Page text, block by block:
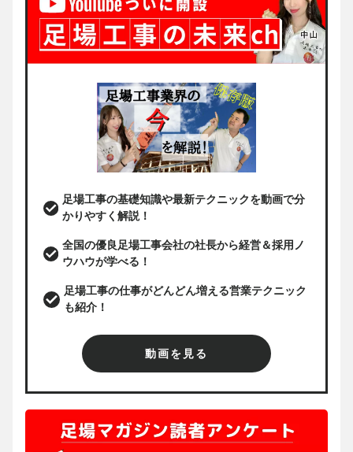
足場工事の基礎知識や最新テクニックを動画で分
かりやすく解説！
全国の優良足場工事会社の社長から経営＆採用ノ
ウハウが学べる！
足場工事の仕事がどんどん増える営業テクニック
も紹介！
動画を見る